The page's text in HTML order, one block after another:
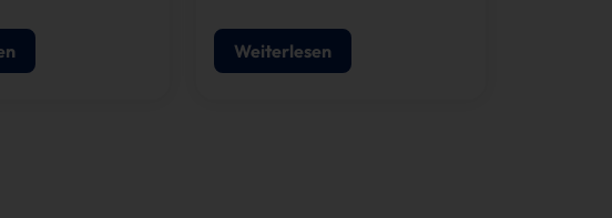
und
Weiterlesen